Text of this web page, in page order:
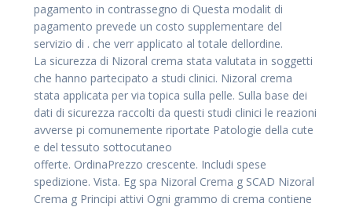
pagamento in contrassegno di Questa modalit di
pagamento prevede un costo supplementare del
servizio di . che verr applicato al totale dellordine.
La sicurezza di Nizoral crema stata valutata in soggetti
che hanno partecipato a studi clinici. Nizoral crema
stata applicata per via topica sulla pelle. Sulla base dei
dati di sicurezza raccolti da questi studi clinici le reazioni
avverse pi comunemente riportate Patologie della cute
e del tessuto sottocutaneo
offerte. OrdinaPrezzo crescente. Includi spese
spedizione. Vista. Eg spa Nizoral Crema g SCAD Nizoral
Crema g Principi attivi Ogni grammo di crema contiene